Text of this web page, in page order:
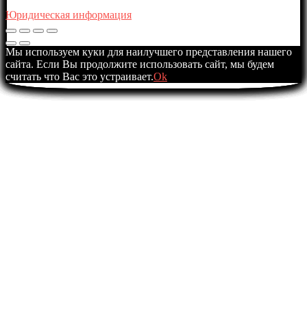
Юридическая информация
Мы используем куки для наилучшего представления нашего
сайта. Если Вы продолжите использовать сайт, мы будем
считать что Вас это устраивает.Ok